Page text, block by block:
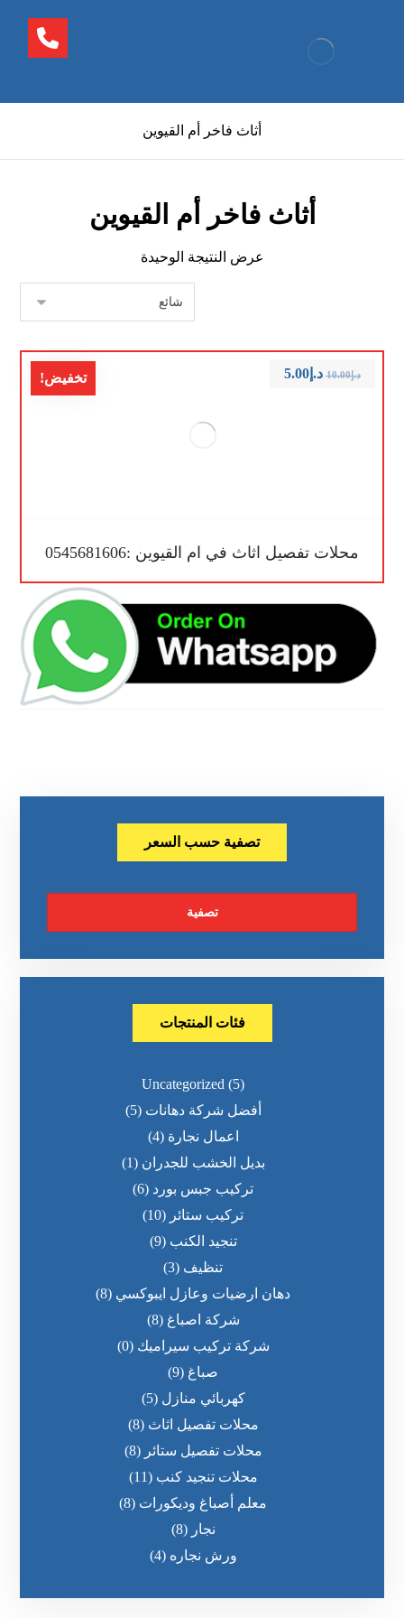
أثاث فاخر أم القيوين
أثاث فاخر أم القيوين
عرض النتيجة الوحيدة
تخفيض!
محلات تفصيل اثاث في ام القيوين :0545681606
د.إ10.00 د.إ5.00
تصفية حسب السعر
تصفية
فئات المنتجات
Uncategorized (5)
أفضل شركة دهانات (5)
اعمال نجارة (4)
بديل الخشب للجدران (1)
تركيب جبس بورد (6)
تركيب ستائر (10)
تنجيد الكنب (9)
تنظيف (3)
دهان ارضيات وعازل ايبوكسي (8)
شركة اصباغ (8)
شركة تركيب سيراميك (0)
صباغ (9)
كهربائي منازل (5)
محلات تفصيل اثاث (8)
محلات تفصيل ستائر (8)
محلات تنجيد كنب (11)
معلم أصباغ وديكورات (8)
نجار (8)
ورش نجاره (4)